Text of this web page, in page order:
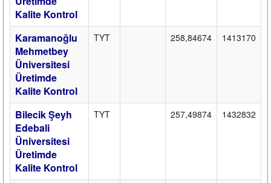
Kalite Kontrol
Karamanoğlu
Mehmetbey
Üniversitesi
Üretimde
Kalite Kontrol
TYT 258,84674 1413170
Bilecik Şeyh
Edebali
Üniversitesi
Üretimde
Kalite Kontrol
TYT 257,49874 1432832